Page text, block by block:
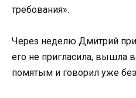
требования».
Через неделю Дмитрий
его не пригласила, вышла
помятым и говорил уже